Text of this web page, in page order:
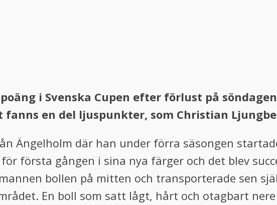
i Svenska Cupen efter förlust på
fanns en del ljuspunkter, som Christian
Ängelholm där han under förra säsongen
första gången i sina nya färger och det blev
bollen på mitten och transporterade sen
En boll som satt lågt, hårt och otagbart